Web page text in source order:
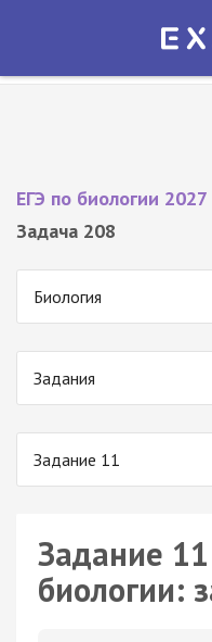
Экзамер —
ЕГЭ по биологии 2027
Задача 208
Биология
Задания
Задание 11
Задание
биологии: